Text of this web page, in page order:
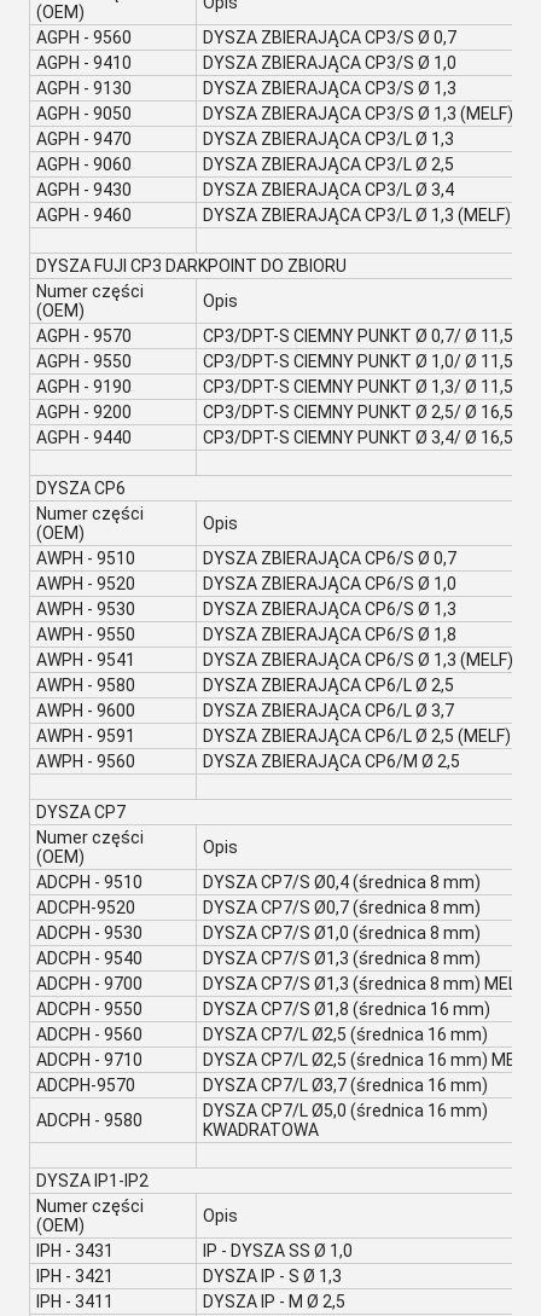
(OEM)
AGPH - 9560
DYSZA ZBIERAJĄCA CP3/S Ø 0,7
AGPH - 9410
DYSZA ZBIERAJĄCA CP3/S Ø 1,0
AGPH - 9130
DYSZA ZBIERAJĄCA CP3/S Ø 1,3
AGPH - 9050
DYSZA ZBIERAJĄCA CP3/S Ø 1,3 (MELF)
AGPH - 9470
DYSZA ZBIERAJĄCA CP3/L Ø 1,3
AGPH - 9060
DYSZA ZBIERAJĄCA CP3/L Ø 2,5
AGPH - 9430
DYSZA ZBIERAJĄCA CP3/L Ø 3,4
AGPH - 9460
DYSZA ZBIERAJĄCA CP3/L Ø 1,3 (MELF)
DYSZA FUJI CP3 DARKPOINT DO ZBIORU
Numer części
(OEM)
Opis
AGPH - 9570
CP3/DPT-S CIEMNY PUNKT Ø 0,7/ Ø 11,5
AGPH - 9550
CP3/DPT-S CIEMNY PUNKT Ø 1,0/ Ø 11,5
AGPH - 9190
CP3/DPT-S CIEMNY PUNKT Ø 1,3/ Ø 11,5
AGPH - 9200
CP3/DPT-S CIEMNY PUNKT Ø 2,5/ Ø 16,5
AGPH - 9440
CP3/DPT-S CIEMNY PUNKT Ø 3,4/ Ø 16,5
DYSZA CP6
Numer części
(OEM)
Opis
AWPH - 9510
DYSZA ZBIERAJĄCA CP6/S Ø 0,7
AWPH - 9520
DYSZA ZBIERAJĄCA CP6/S Ø 1,0
AWPH - 9530
DYSZA ZBIERAJĄCA CP6/S Ø 1,3
AWPH - 9550
DYSZA ZBIERAJĄCA CP6/S Ø 1,8
AWPH - 9541
DYSZA ZBIERAJĄCA CP6/S Ø 1,3 (MELF)
AWPH - 9580
DYSZA ZBIERAJĄCA CP6/L Ø 2,5
AWPH - 9600
DYSZA ZBIERAJĄCA CP6/L Ø 3,7
AWPH - 9591
DYSZA ZBIERAJĄCA CP6/L Ø 2,5 (MELF)
AWPH - 9560
DYSZA ZBIERAJĄCA CP6/M Ø 2,5
DYSZA CP7
Numer części
(OEM)
Opis
ADCPH - 9510
DYSZA CP7/S Ø0,4 (średnica 8 mm)
ADCPH-9520
DYSZA CP7/S Ø0,7 (średnica 8 mm)
ADCPH - 9530
DYSZA CP7/S Ø1,0 (średnica 8 mm)
ADCPH - 9540
DYSZA CP7/S Ø1,3 (średnica 8 mm)
ADCPH - 9700
DYSZA CP7/S Ø1,3 (średnica 8 mm) MELF
ADCPH - 9550
DYSZA CP7/S Ø1,8 (średnica 16 mm)
ADCPH - 9560
DYSZA CP7/L Ø2,5 (średnica 16 mm)
ADCPH - 9710
DYSZA CP7/L Ø2,5 (średnica 16 mm) MELF
ADCPH-9570
DYSZA CP7/L Ø3,7 (średnica 16 mm)
ADCPH - 9580
DYSZA CP7/L Ø5,0 (średnica 16 mm)
KWADRATOWA
DYSZA IP1-IP2
Numer części
(OEM)
Opis
IPH - 3431
IP - DYSZA SS Ø 1,0
IPH - 3421
DYSZA IP - S Ø 1,3
IPH - 3411
DYSZA IP - M Ø 2,5